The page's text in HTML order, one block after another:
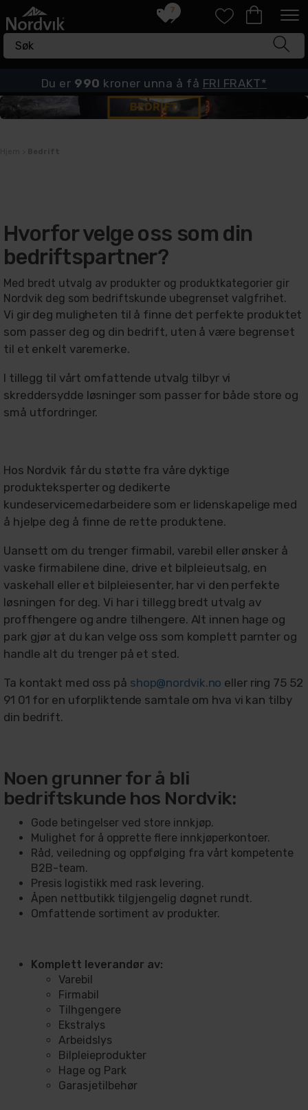
7
Du er 990 kroner unna å få FRI FRAKT*
Hvorfor velge oss som din
bedriftspartner?
Med bredt utvalg av produkter og produktkategorier gir
Nordvik deg som bedriftskunde ubegrenset valgfrihet.
Vi gir deg muligheten til å finne det perfekte produktet
som passer deg og din bedrift, uten å være begrenset
til et enkelt varemerke.
I tillegg til vårt omfattende utvalg tilbyr vi
skreddersydde løsninger som passer for både store og
små utfordringer.
Hos Nordvik får du støtte fra våre dyktige
produkteksperter og dedikerte
kundeservicemedarbeidere som er lidenskapelige med
å hjelpe deg å finne de rette produktene.
Uansett om du trenger firmabil, varebil eller ønsker å
vaske firmabilene dine, drive et bilpleieutsalg, en
vaskehall eller et bilpleiesenter, har vi den perfekte
løsningen for deg. Vi har i tillegg bredt utvalg av
proffhengere og andre tilhengere. Alt innen hage og
park gjør at du kan velge oss som komplett parnter og
handle alt du trenger på et sted.
Ta kontakt med oss på shop@nordvik.no eller ring 75 52
91 01 for en uforpliktende samtale om hva vi kan tilby
din bedrift.
Noen grunner for å bli
bedriftskunde hos Nordvik:
Gode betingelser ved store innkjøp.
Mulighet for å opprette flere innkjøperkontoer.
Råd, veiledning og oppfølging fra vårt kompetente
B2B-team.
Presis logistikk med rask levering.
Åpen nettbutikk tilgjengelig døgnet rundt.
Omfattende sortiment av produkter.
Komplett leverandør av:
Varebil
Firmabil
Tilhgengere
Ekstralys
Arbeidslys
Bilpleieprodukter
Hage og Park
Garasjetilbehør